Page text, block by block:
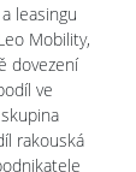
leasingu
Mobility,
dovezení
ve
rakouská